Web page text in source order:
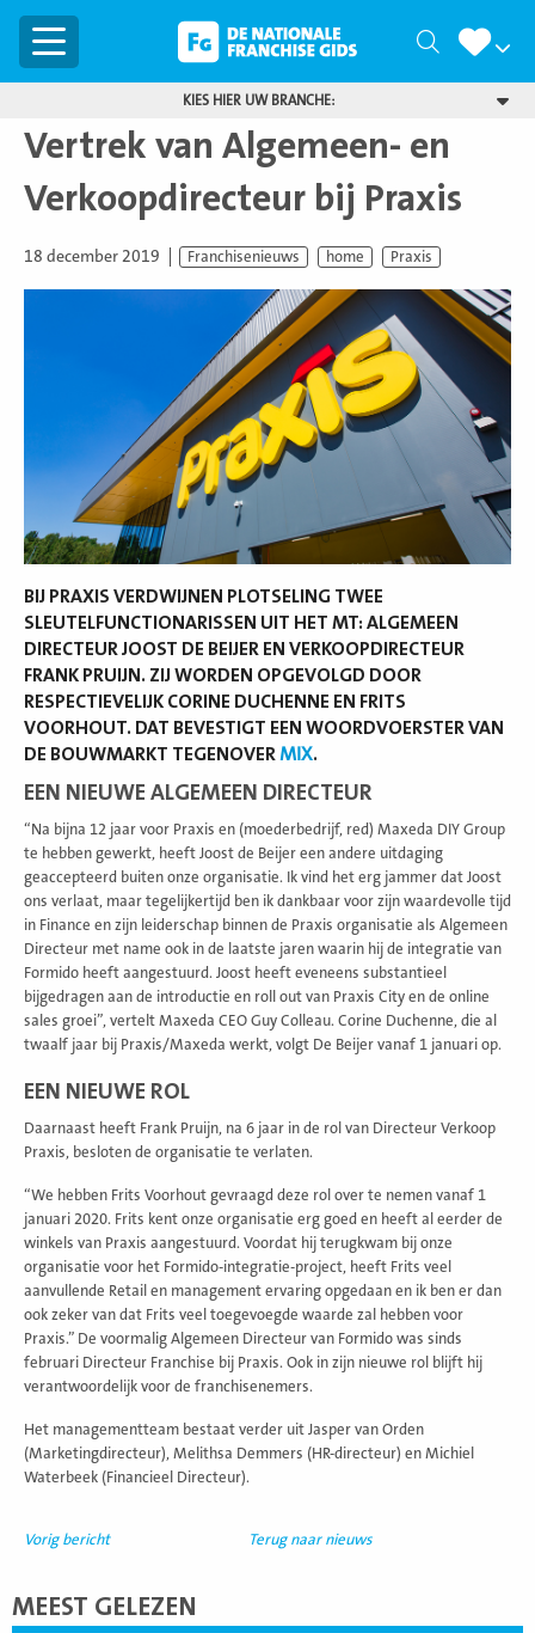
Menu Zoeken
KIES HIER UW BRANCHE:
Vertrek van Algemeen- en
Verkoopdirecteur bij Praxis
18 december 2019 Franchisenieuws home Praxis
BIJ PRAXIS VERDWIJNEN PLOTSELING TWEE
SLEUTELFUNCTIONARISSEN UIT HET MT: ALGEMEEN
DIRECTEUR JOOST DE BEIJER EN VERKOOPDIRECTEUR
FRANK PRUIJN. ZIJ WORDEN OPGEVOLGD DOOR
RESPECTIEVELIJK CORINE DUCHENNE EN FRITS
VOORHOUT. DAT BEVESTIGT EEN WOORDVOERSTER VAN
DE BOUWMARKT TEGENOVERMIX.
EEN NIEUWE ALGEMEEN DIRECTEUR
“Na bijna 12 jaar voor Praxis en (moederbedrijf, red) Maxeda DIY Group
te hebben gewerkt, heeft Joost de Beijer een andere uitdaging
geaccepteerd buiten onze organisatie. Ik vind het erg jammer dat Joost
ons verlaat, maar tegelijkertijd ben ik dankbaar voor zijn waardevolle tijd
in Finance en zijn leiderschap binnen de Praxis organisatie als Algemeen
Directeur met name ook in de laatste jaren waarin hij de integratie van
Formido heeft aangestuurd. Joost heeft eveneens substantieel
bijgedragen aan de introductie en roll out van Praxis City en de online
sales groei”, vertelt Maxeda CEO Guy Colleau. Corine Duchenne, die al
twaalf jaar bij Praxis/Maxeda werkt, volgt De Beijer vanaf 1 januari op.
EEN NIEUWE ROL
Daarnaast heeft Frank Pruijn, na 6 jaar in de rol van Directeur Verkoop
Praxis, besloten de organisatie te verlaten.
“We hebben Frits Voorhout gevraagd deze rol over te nemen vanaf 1
januari 2020. Frits kent onze organisatie erg goed en heeft al eerder de
winkels van Praxis aangestuurd. Voordat hij terugkwam bij onze
organisatie voor het Formido-integratie-project, heeft Frits veel
aanvullende Retail en management ervaring opgedaan en ik ben er dan
ook zeker van dat Frits veel toegevoegde waarde zal hebben voor
Praxis.” De voormalig Algemeen Directeur van Formido was sinds
februari Directeur Franchise bij Praxis. Ook in zijn nieuwe rol blijft hij
verantwoordelijk voor de franchisenemers.
Het managementteam bestaat verder uit Jasper van Orden
(Marketingdirecteur), Melithsa Demmers (HR-directeur) en Michiel
Waterbeek (Financieel Directeur).
Vorig bericht Terug naar nieuws
MEEST GELEZEN